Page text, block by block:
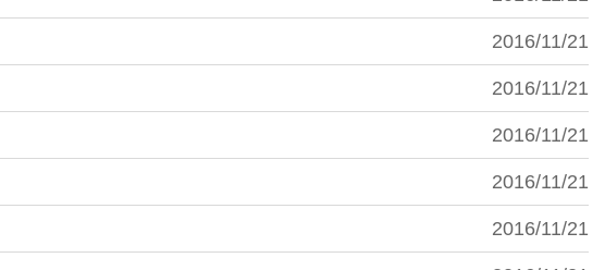
2016/11/21
2016/11/21
2016/11/21
2016/11/21
2016/11/21